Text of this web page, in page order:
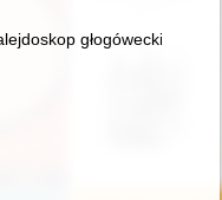
siemianowickiej "Hanki" :
głogówecki. T. 1